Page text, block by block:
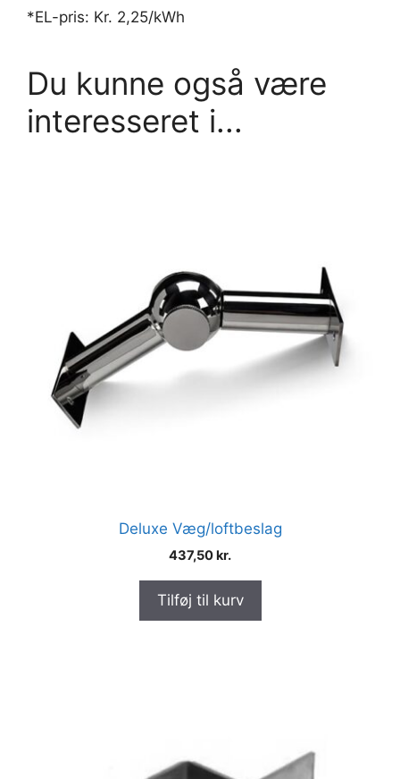
*EL-pris: Kr. 2,25/kWh
Du kunne også være
interesseret i...
Deluxe Væg/loftbeslag
437,50kr.
Tilføj til kurv